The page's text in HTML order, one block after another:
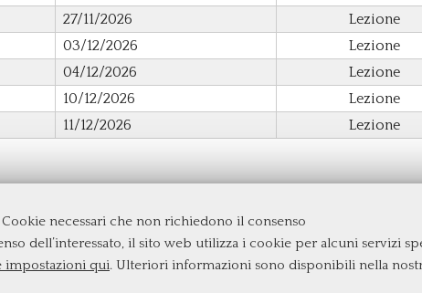
necessari che non richiedono il consenso
dell’interessato, il sito web utilizza i cookie per alcuni servizi
impostazioni qui. Ulteriori informazioni sono disponibili nella
27/11/2026 Lezione
03/12/2026 Lezione
04/12/2026 Lezione
10/12/2026 Lezione
11/12/2026 Lezione
Economia e Finanza
Studi di RomaTor Vergata
2